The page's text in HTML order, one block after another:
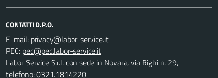
CONTATTI D.P.O.
E-mail:
PEC:
Labor Service S.r.l. con sede in Novara, via Righi n. 29,
telefono: 0321.1814220